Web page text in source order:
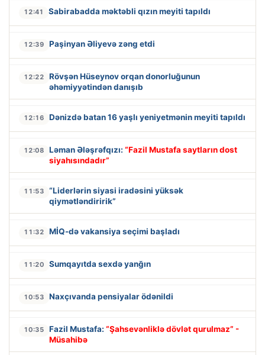
12:41 Sabirabadda məktəbli qızın meyiti tapıldı
12:39 Paşinyan Əliyevə zəng etdi
12:22
Rövşən Hüseynov orqan donorluğunun
əhəmiyyətindən danışıb
12:16 Dənizdə batan 16 yaşlı yeniyetmənin meyiti tapıldı
12:08 Ləman Ələşrəfqızı: “Fazil Mustafa saytların dost
siyahısındadır”
11:53
“Liderlərin siyasi iradəsini yüksək
qiymətləndiririk”
11:32 MİQ-də vakansiya seçimi başladı
11:20 Sumqayıtda sexdə yanğın
10:53 Naxçıvanda pensiyalar ödənildi
10:35 Fazil Mustafa: “Şahsevənliklə dövlət qurulmaz” -
Müsahibə